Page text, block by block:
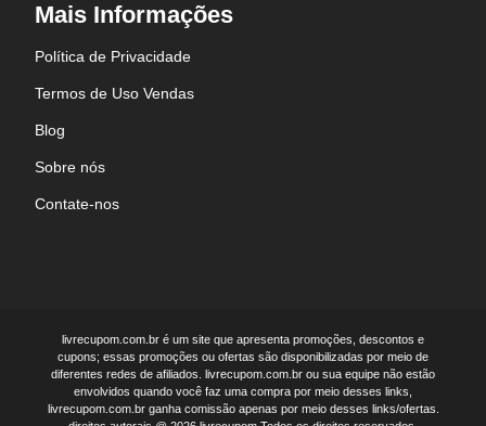
Mais Informações
Política de Privacidade
Termos de Uso Vendas
Blog
Sobre nós
Contate-nos
livrecupom.com.br é um site que apresenta promoções, descontos e
cupons; essas promoções ou ofertas são disponibilizadas por meio de
diferentes redes de afiliados. livrecupom.com.br ou sua equipe não estão
envolvidos quando você faz uma compra por meio desses links,
livrecupom.com.br ganha comissão apenas por meio desses links/ofertas.